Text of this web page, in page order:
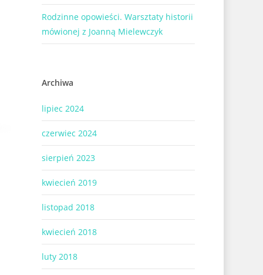
Rodzinne opowieści. Warsztaty historii
mówionej z Joanną Mielewczyk
Archiwa
lipiec 2024
czerwiec 2024
sierpień 2023
kwiecień 2019
listopad 2018
kwiecień 2018
luty 2018